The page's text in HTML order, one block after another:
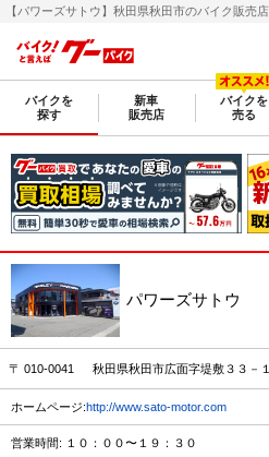
バイクを
探す
新車
販売店
バイクを
売る
パワーズサトウ
〒 010-0041 秋田県秋田市広面字堤敷３３－１
ホームページ:http://www.sato-motor.com
営業時間: １０：００〜１９：３０